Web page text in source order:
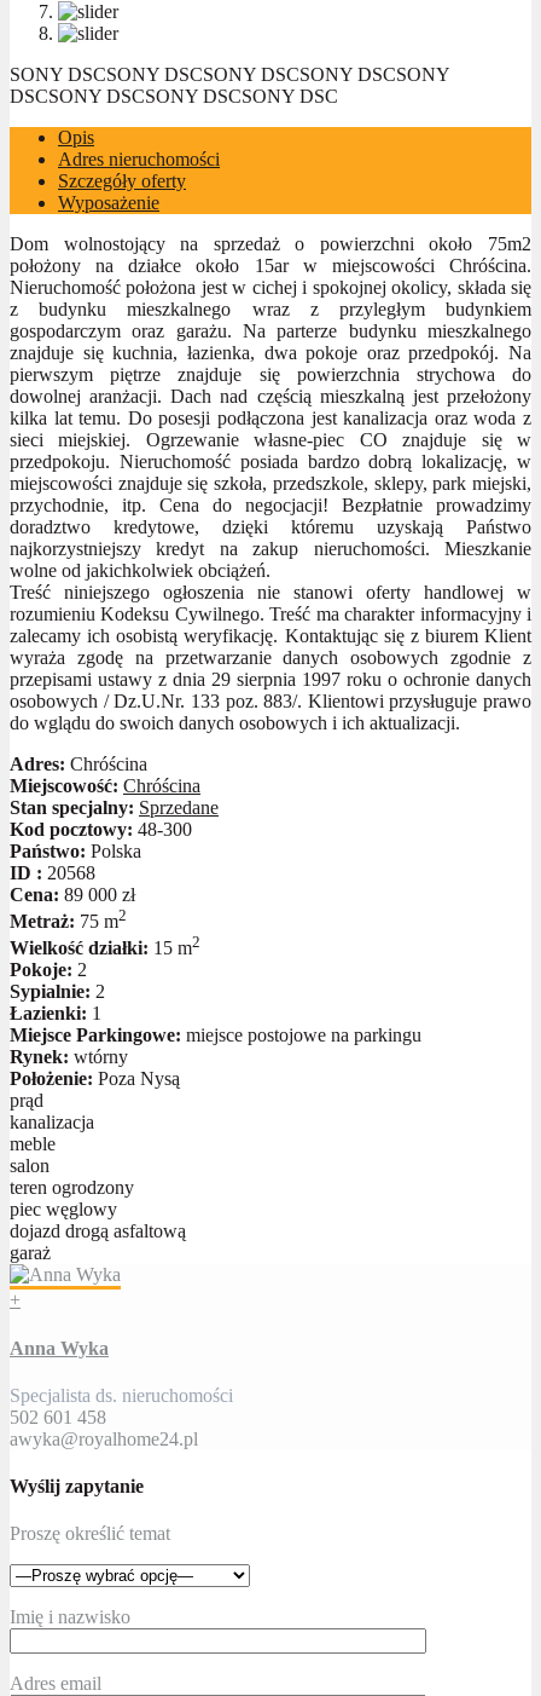
SONY DSCSONY DSCSONY DSCSONY DSCSONY
DSCSONY DSCSONY DSCSONY DSC
Opis
Adres nieruchomości
Szczegóły oferty
Wyposażenie
Dom wolnostojący na sprzedaż o powierzchni około 75m2
położony na działce około 15ar w miejscowości Chróścina.
Nieruchomość położona jest w cichej i spokojnej okolicy, składa się
z budynku mieszkalnego wraz z przyległym budynkiem
gospodarczym oraz garażu. Na parterze budynku mieszkalnego
znajduje się kuchnia, łazienka, dwa pokoje oraz przedpokój. Na
pierwszym piętrze znajduje się powierzchnia strychowa do
dowolnej aranżacji. Dach nad częścią mieszkalną jest przełożony
kilka lat temu. Do posesji podłączona jest kanalizacja oraz woda z
sieci miejskiej. Ogrzewanie własne-piec CO znajduje się w
przedpokoju. Nieruchomość posiada bardzo dobrą lokalizację, w
miejscowości znajduje się szkoła, przedszkole, sklepy, park miejski,
przychodnie, itp. Cena do negocjacji! Bezpłatnie prowadzimy
doradztwo kredytowe, dzięki któremu uzyskają Państwo
najkorzystniejszy kredyt na zakup nieruchomości. Mieszkanie
wolne od jakichkolwiek obciążeń.
Treść niniejszego ogłoszenia nie stanowi oferty handlowej w
rozumieniu Kodeksu Cywilnego. Treść ma charakter informacyjny i
zalecamy ich osobistą weryfikację. Kontaktując się z biurem Klient
wyraża zgodę na przetwarzanie danych osobowych zgodnie z
przepisami ustawy z dnia 29 sierpnia 1997 roku o ochronie danych
osobowych / Dz.U.Nr. 133 poz. 883/. Klientowi przysługuje prawo
do wglądu do swoich danych osobowych i ich aktualizacji.
Adres: Chróścina
Miejscowość: Chróścina
Stan specjalny: Sprzedane
Kod pocztowy: 48-300
Państwo: Polska
ID : 20568
Cena: 89 000 zł
Metraż: 75 m2
Wielkość działki: 15 m2
Pokoje: 2
Sypialnie: 2
Łazienki: 1
Miejsce Parkingowe: miejsce postojowe na parkingu
Rynek: wtórny
Położenie: Poza Nysą
prąd
kanalizacja
meble
salon
teren ogrodzony
piec węglowy
dojazd drogą asfaltową
garaż
+
Anna Wyka
Specjalista ds. nieruchomości
502 601 458
awyka@royalhome24.pl
Wyślij zapytanie
Proszę określić temat
Imię i nazwisko
Adres email